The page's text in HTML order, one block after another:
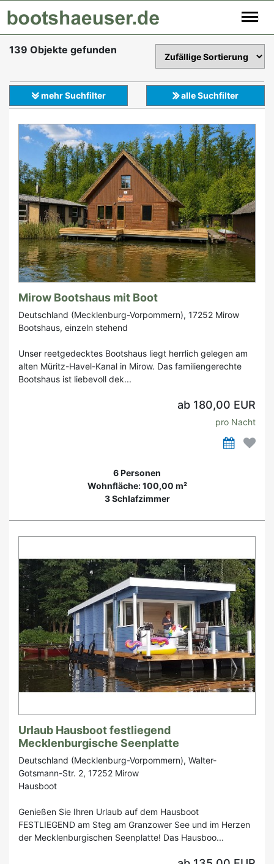
139 Objekte gefunden
Angebote*
mehr Suchfilter
alle Suchfilter
Mirow Bootshaus mit Boot
Deutschland (Mecklenburg-Vorpommern), 17252 Mirow
Bootshaus, einzeln stehend
Unser reetgedecktes Bootshaus liegt herrlich gelegen am
alten Müritz-Havel-Kanal in Mirow. Das familiengerechte
Bootshaus ist liebevoll dek...
ab 180,00 EUR
pro Nacht
6 Personen
Wohnfläche: 100,00 m²
3 Schlafzimmer
Urlaub Hausboot festliegend
Mecklenburgische Seenplatte
Deutschland (Mecklenburg-Vorpommern), Walter-
Gotsmann-Str. 2, 17252 Mirow
Hausboot
Genießen Sie Ihren Urlaub auf dem Hausboot
FESTLIEGEND am Steg am Granzower See und im Herzen
der Mecklenburgischen Seenplatte! Das Hausboo...